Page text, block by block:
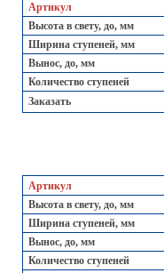
Артикул
Высота в свету, до, мм
Ширина ступеней, мм
Вынос, до, мм
Количество ступеней
Заказать
Артикул
Высота в свету, до, мм
Ширина ступеней, мм
Вынос, до, мм
Количество ступеней